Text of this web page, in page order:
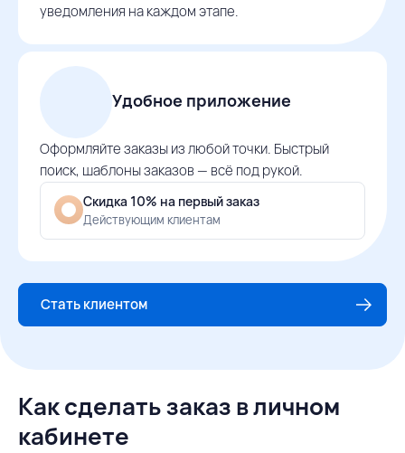
уведомления на каждом этапе.
Удобное приложение
Оформляйте заказы из любой точки. Быстрый
поиск, шаблоны заказов — всё под рукой.
Скидка 10% на первый заказ
Действующим клиентам
Стать клиентом
Как сделать заказ в личном
кабинете